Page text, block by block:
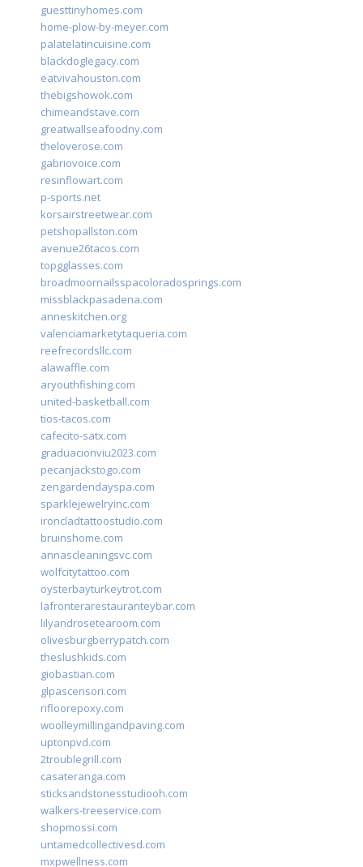
guesttinyhomes.com
home-plow-by-meyer.com
palatelatincuisine.com
blackdoglegacy.com
eatvivahouston.com
thebigshowok.com
chimeandstave.com
greatwallseafoodny.com
theloverose.com
gabriovoice.com
resinflowart.com
p-sports.net
korsairstreetwear.com
petshopallston.com
avenue26tacos.com
topgglasses.com
broadmoornailsspacoloradosprings.com
missblackpasadena.com
anneskitchen.org
valenciamarketytaqueria.com
reefrecordsllc.com
alawaffle.com
aryouthfishing.com
united-basketball.com
tios-tacos.com
cafecito-satx.com
graduacionviu2023.com
pecanjackstogo.com
zengardendayspa.com
sparklejewelryinc.com
ironcladtattoostudio.com
bruinshome.com
annascleaningsvc.com
wolfcitytattoo.com
oysterbayturkeytrot.com
lafronterarestauranteybar.com
lilyandrosetearoom.com
olivesburgberrypatch.com
theslushkids.com
giobastian.com
glpascensori.com
rifloorepoxy.com
woolleymillingandpaving.com
uptonpvd.com
2troublegrill.com
casateranga.com
sticksandstonesstudiooh.com
walkers-treeservice.com
shopmossi.com
untamedcollectivesd.com
mxpwellness.com